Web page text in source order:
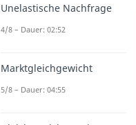
Unelastische Nachfrage
4/8 – Dauer: 02:52
Marktgleichgewicht
5/8 – Dauer: 04:55